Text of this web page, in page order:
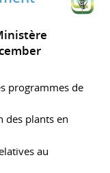
programmes de
des plants en
au